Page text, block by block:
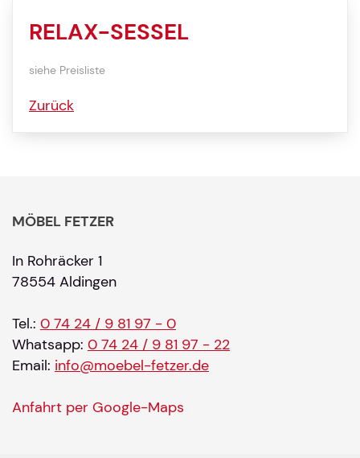
RELAX-SESSEL
siehe Preisliste
Zurück
MÖBEL FETZER
In Rohräcker 1
78554 Aldingen
Tel.: 0 74 24 / 9 81 97 - 0
Whatsapp: 0 74 24 / 9 81 97 - 22
Email: info@moebel-fetzer.de
Anfahrt per Google-Maps